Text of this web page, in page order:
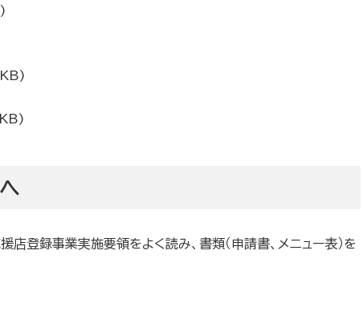
登録事業実施要領をよく読み、書類（申請書、メニュー表）を